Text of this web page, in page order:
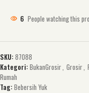
6 People watching this
SKU: 87088
Kategori: BukanGrosir, Grosir,
Rumah
Tag: Bebersih Yuk